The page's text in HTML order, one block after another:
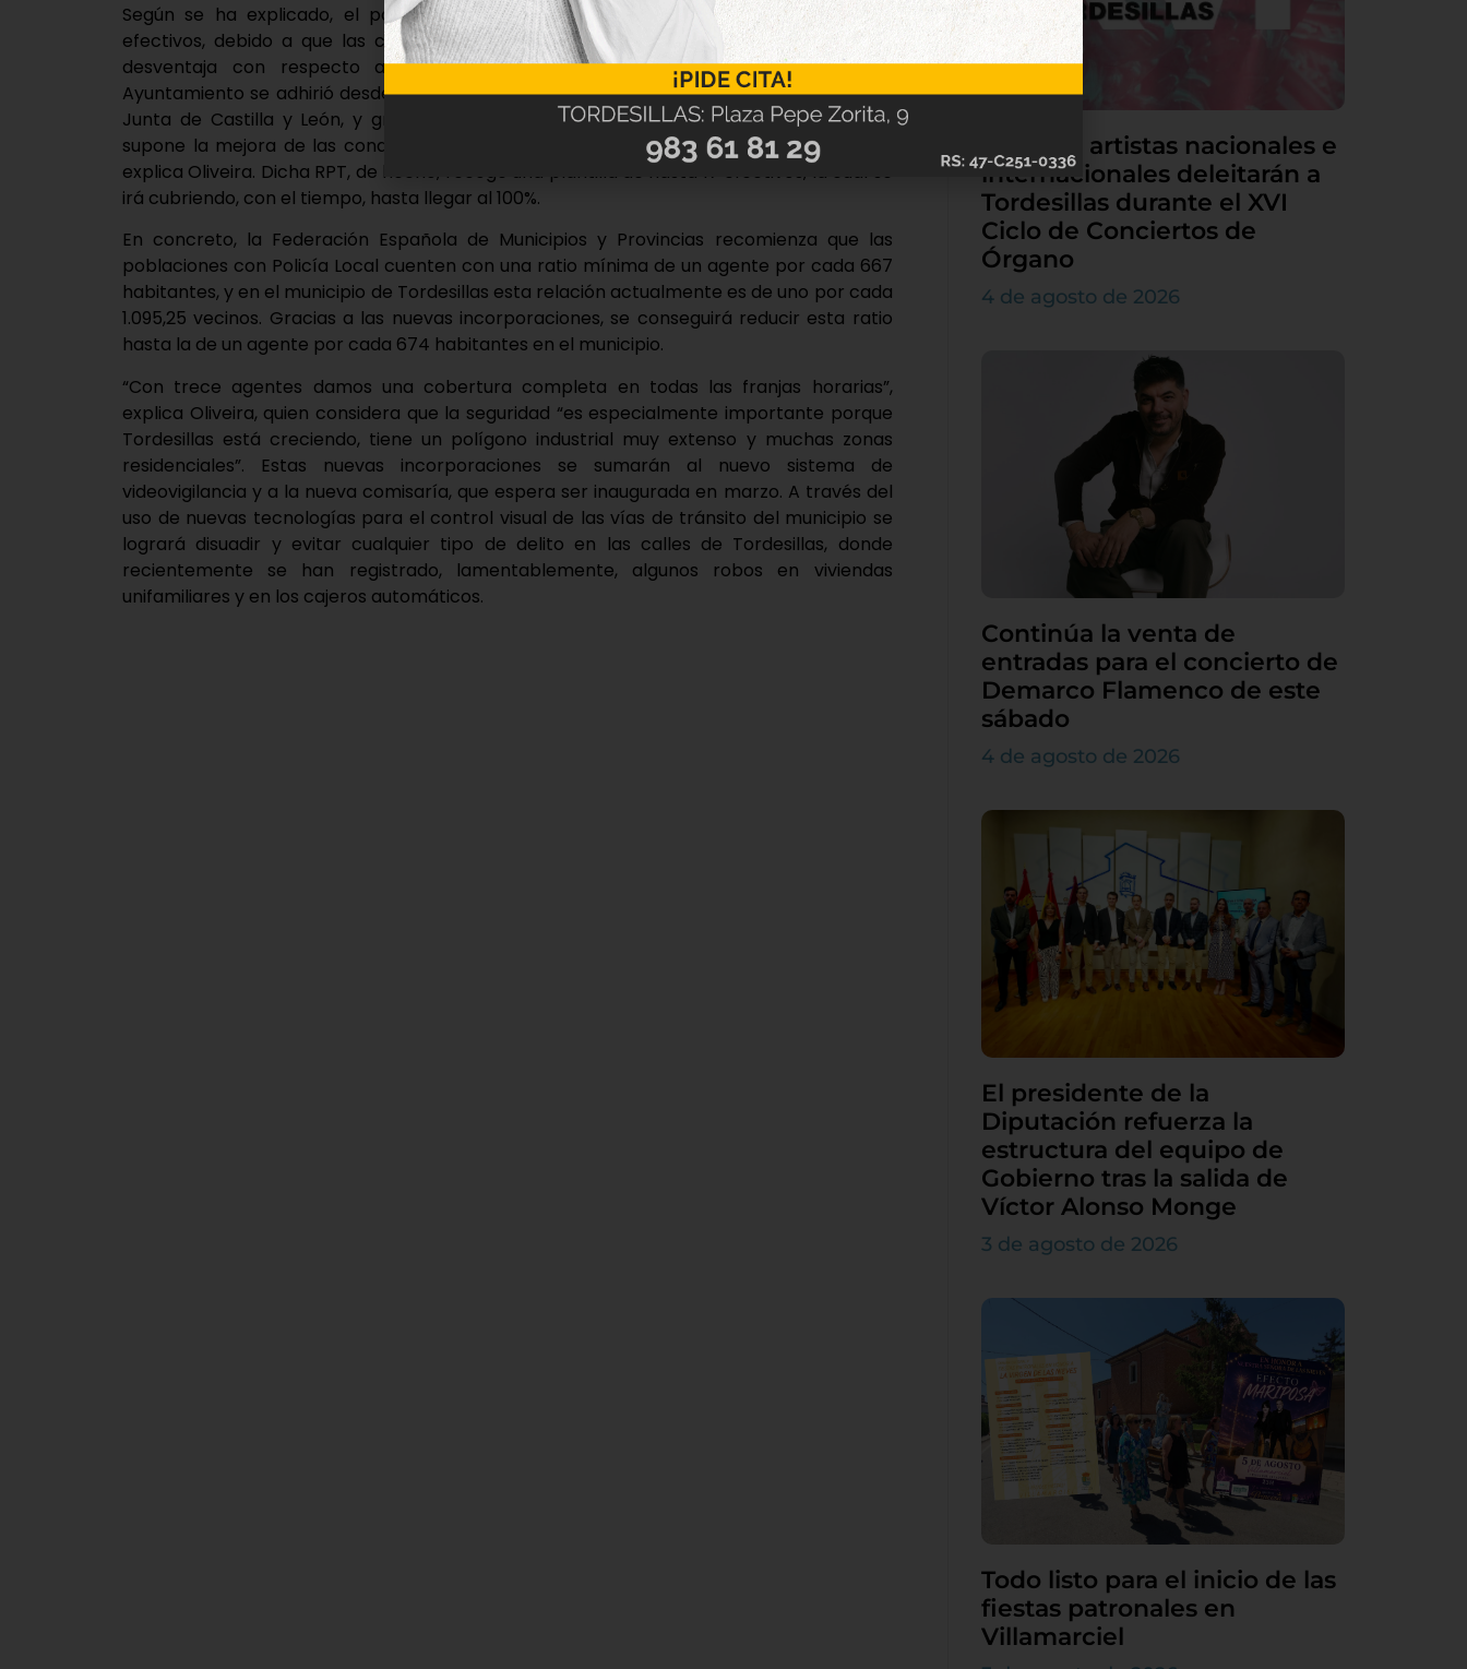
Según se ha explicado, el pasado año abandonaron la plantilla un total de cuatro
efectivos, debido a que las condiciones de la Policía Local en Tordesillas estaban en
desventaja con respecto a otros municipios de la provincia. “Sin embargo, el
Ayuntamiento se adhirió desde un primer momento a la oferta de empleo público de la
Junta de Castilla y León, y gracias a la nueva RPT firmada hace algunos meses, que
supone la mejora de las condiciones laborales, hemos conseguido esta incorporación”,
explica Oliveira. Dicha RPT, de hecho, recoge una plantilla de hasta 17 efectivos, la cual se
irá cubriendo, con el tiempo, hasta llegar al 100%.
En concreto, la Federación Española de Municipios y Provincias recomienza que las
poblaciones con Policía Local cuenten con una ratio mínima de un agente por cada 667
habitantes, y en el municipio de Tordesillas esta relación actualmente es de uno por cada
1.095,25 vecinos. Gracias a las nuevas incorporaciones, se conseguirá reducir esta ratio
hasta la de un agente por cada 674 habitantes en el municipio.
“Con trece agentes damos una cobertura completa en todas las franjas horarias”,
explica Oliveira, quien considera que la seguridad “es especialmente importante porque
Tordesillas está creciendo, tiene un polígono industrial muy extenso y muchas zonas
residenciales”. Estas nuevas incorporaciones se sumarán al nuevo sistema de
videovigilancia y a la nueva comisaría, que espera ser inaugurada en marzo. A través del
uso de nuevas tecnologías para el control visual de las vías de tránsito del municipio se
logrará disuadir y evitar cualquier tipo de delito en las calles de Tordesillas, donde
recientemente se han registrado, lamentablemente, algunos robos en viviendas
unifamiliares y en los cajeros automáticos.
Grandes artistas nacionales e
internacionales deleitarán a
Tordesillas durante el XVI
Ciclo de Conciertos de
Órgano
4 de agosto de 2026
Continúa la venta de
entradas para el concierto de
Demarco Flamenco de este
sábado
4 de agosto de 2026
El presidente de la
Diputación refuerza la
estructura del equipo de
Gobierno tras la salida de
Víctor Alonso Monge
3 de agosto de 2026
Todo listo para el inicio de las
fiestas patronales en
Villamarciel